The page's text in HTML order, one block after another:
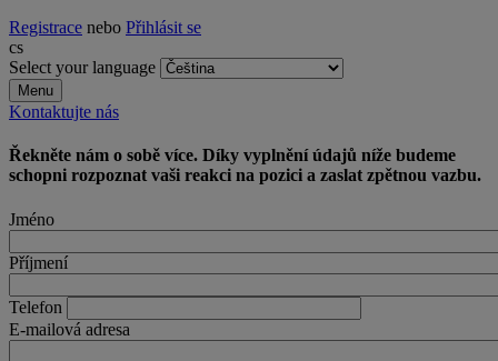
Registrace nebo Přihlásit se
cs
Select your language
Menu
Kontaktujte nás
Řekněte nám o sobě více. Díky vyplnění údajů níže budeme
schopni rozpoznat vaši reakci na pozici a zaslat zpětnou vazbu.
Jméno
Příjmení
Telefon
E-mailová adresa